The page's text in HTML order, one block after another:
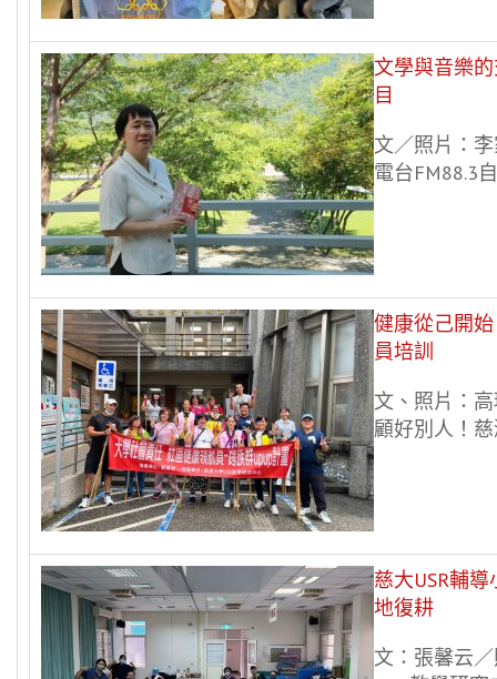
文學與音樂
目
文／照片：
電台FM88.3
健康從己開
員培訓
文、照片：
顧好別人！
慈大USR輔
地復耕
文：張馨云